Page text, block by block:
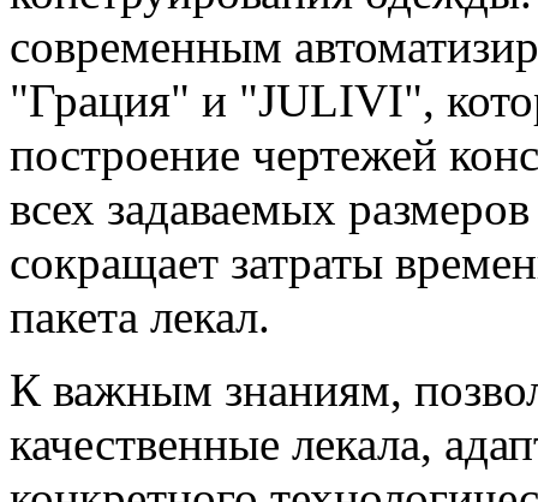
современным
"Грация" и "JULIVI",
построение чертежей
всех задаваемых
сокращает затраты
пакета лекал.
К важным знаниям,
качественные лекала,